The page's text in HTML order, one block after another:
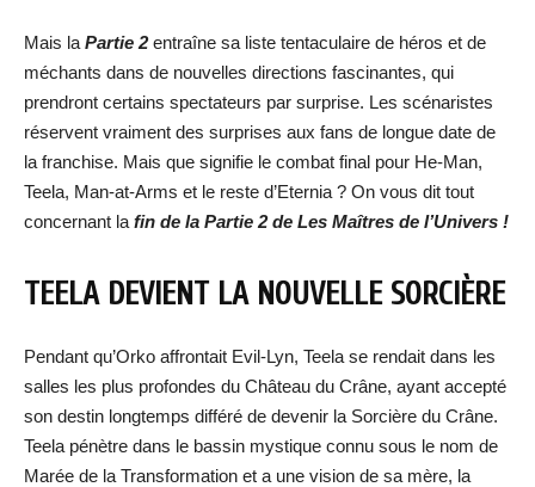
Mais la Partie 2entraîne sa liste tentaculaire de héros et de
méchants dans de nouvelles directions fascinantes, qui
prendront certains spectateurs par surprise. Les scénaristes
réservent vraiment des surprises aux fans de longue date de
la franchise. Mais que signifie le combat final pour He-Man,
Teela, Man-at-Arms et le reste d’Eternia ? On vous dit tout
concernant la fin de la Partie 2 de Les Maîtres de l’Univers !
TEELA DEVIENT LA NOUVELLE SORCIÈRE
Pendant qu’Orko affrontait Evil-Lyn, Teela se rendait dans les
salles les plus profondes du Château du Crâne, ayant accepté
son destin longtemps différé de devenir la Sorcière du Crâne.
Teela pénètre dans le bassin mystique connu sous le nom de
Marée de la Transformation et a une vision de sa mère, la